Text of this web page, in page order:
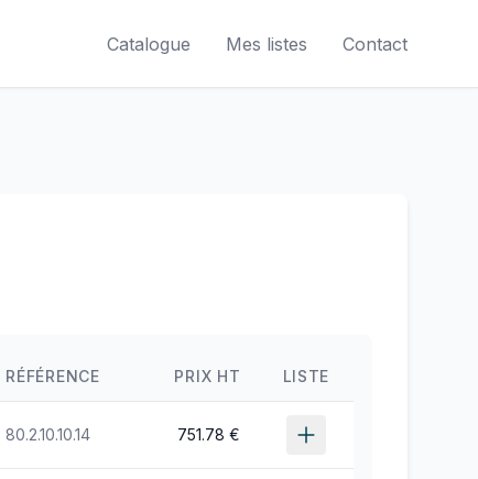
Catalogue Mes listes Contact
RÉFÉRENCE PRIX HT LISTE
80.2.10.10.14 751.78 €